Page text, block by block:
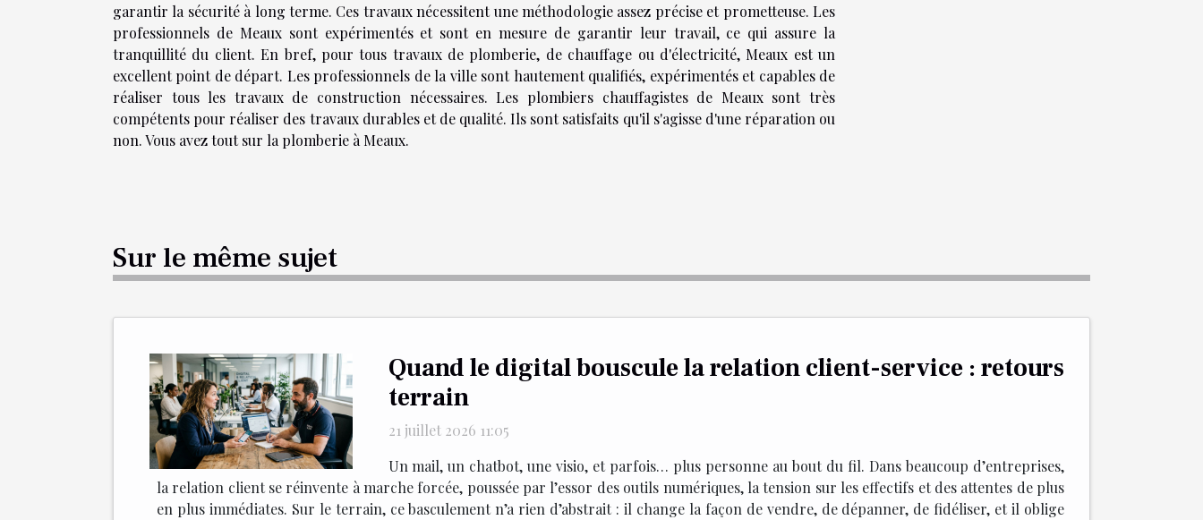
garantir la sécurité à long terme. Ces travaux nécessitent une méthodologie assez précise et prometteuse. Les
professionnels de Meaux sont expérimentés et sont en mesure de garantir leur travail, ce qui assure la
tranquillité du client. En bref, pour tous travaux de plomberie, de chauffage ou d'électricité, Meaux est un
excellent point de départ. Les professionnels de la ville sont hautement qualifiés, expérimentés et capables de
réaliser tous les travaux de construction nécessaires. Les plombiers chauffagistes de Meaux sont très
compétents pour réaliser des travaux durables et de qualité. Ils sont satisfaits qu'il s'agisse d'une réparation ou
non. Vous avez tout sur la plomberie à Meaux.
Sur le même sujet
Quand le digital bouscule la relation client-service : retours
terrain
21 juillet 2026 11:05
Un mail, un chatbot, une visio, et parfois… plus personne au bout du fil. Dans beaucoup d’entreprises,
la relation client se réinvente à marche forcée, poussée par l’essor des outils numériques, la tension sur les effectifs et des attentes de plus
en plus immédiates. Sur le terrain, ce basculement n’a rien d’abstrait : il change la façon de vendre, de dépanner, de fidéliser, et il oblige